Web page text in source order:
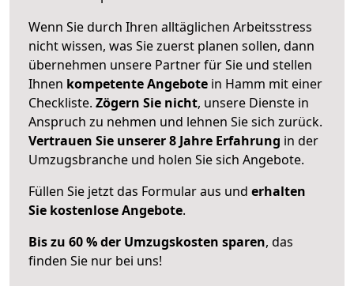
Wenn Sie durch Ihren alltäglichen Arbeitsstress
nicht wissen, was Sie zuerst planen sollen, dann
übernehmen unsere Partner für Sie und stellen
Ihnen kompetente Angebote in Hamm mit einer
Checkliste. Zögern Sie nicht, unsere Dienste in
Anspruch zu nehmen und lehnen Sie sich zurück.
Vertrauen Sie unserer 8 Jahre Erfahrung in der
Umzugsbranche und holen Sie sich Angebote.
Füllen Sie jetzt das Formular aus und erhalten
Sie kostenlose Angebote.
Bis zu 60 % der Umzugskosten sparen, das
finden Sie nur bei uns!